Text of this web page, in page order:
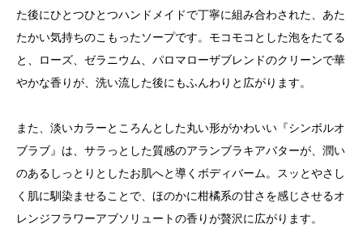
た後にひとつひとつハンドメイドで丁寧に組み合わされた、あた
たかい気持ちのこもったソープです。モコモコとした泡をたてる
と、ローズ、ゼラニウム、パロマローザブレンドのクリーンで華
やかな香りが、洗い流した後にもふんわりと広がります。
また、淡いカラーところんとした丸い形がかわいい『シンボルオ
ブラブ』は、サラっとした質感のアランブラキアバターが、潤い
のあるしっとりとしたお肌へと導くボディバーム。スッとやさし
く肌に馴染ませることで、ほのかに柑橘系の甘さを感じさせるオ
レンジフラワーアブソリュートの香りが贅沢に広がります。